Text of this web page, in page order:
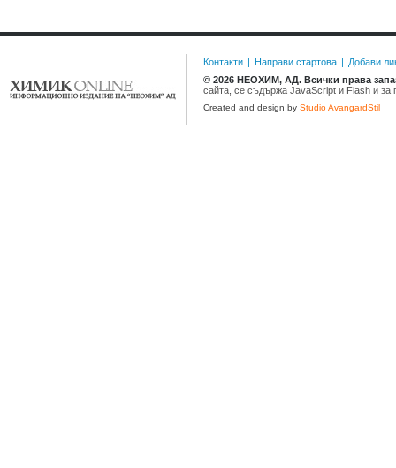
Контакти | Направи стартова | Добави
© 2026 НЕОХИМ, АД. Всички права
сайта, се съдържа JavaScript и Flash и за
Created and design by Studio AvangardStil